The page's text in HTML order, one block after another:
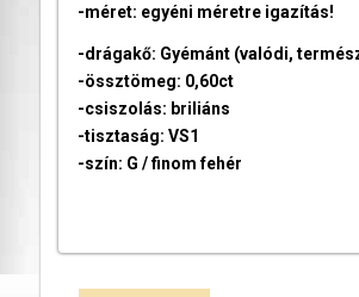
-méret: egyéni méretre igazítás!
-drágakő: Gyémánt (valódi,
-össztömeg: 0,60ct
-csiszolás: briliáns
-tisztaság: VS1
-szín: G / finom fehér